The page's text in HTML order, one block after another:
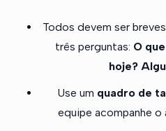
Todos devem ser
três perguntas: O
hoje?
Use um quadro de
equipe acompanhe o